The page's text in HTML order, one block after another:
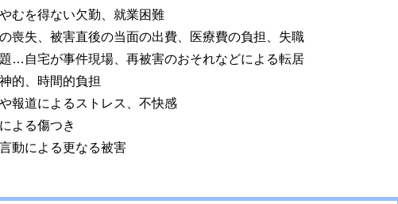
むを得ない欠勤、就業困難
喪失、被害直後の当面の出費、医療費の負担、失職
…自宅が事件現場、再被害のおそれなどによる転居
的、時間的負担
報道によるストレス、不快感
よる傷つき
動による更なる被害